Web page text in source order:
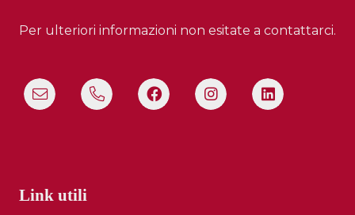
Per ulteriori informazioni non esitate a contattarci.
Link utili